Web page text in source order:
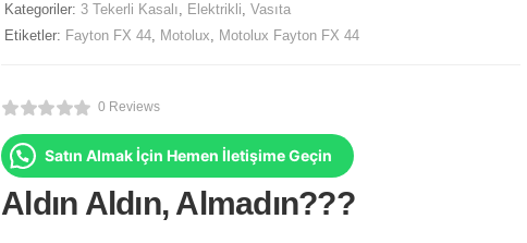
Kategoriler: 3 Tekerli Kasalı, Elektrikli, Vasıta
Etiketler: Fayton FX 44, Motolux, Motolux Fayton FX 44
0 Reviews
Satın Almak İçin Hemen İletişime Geçin
Aldın Aldın, Almadın???